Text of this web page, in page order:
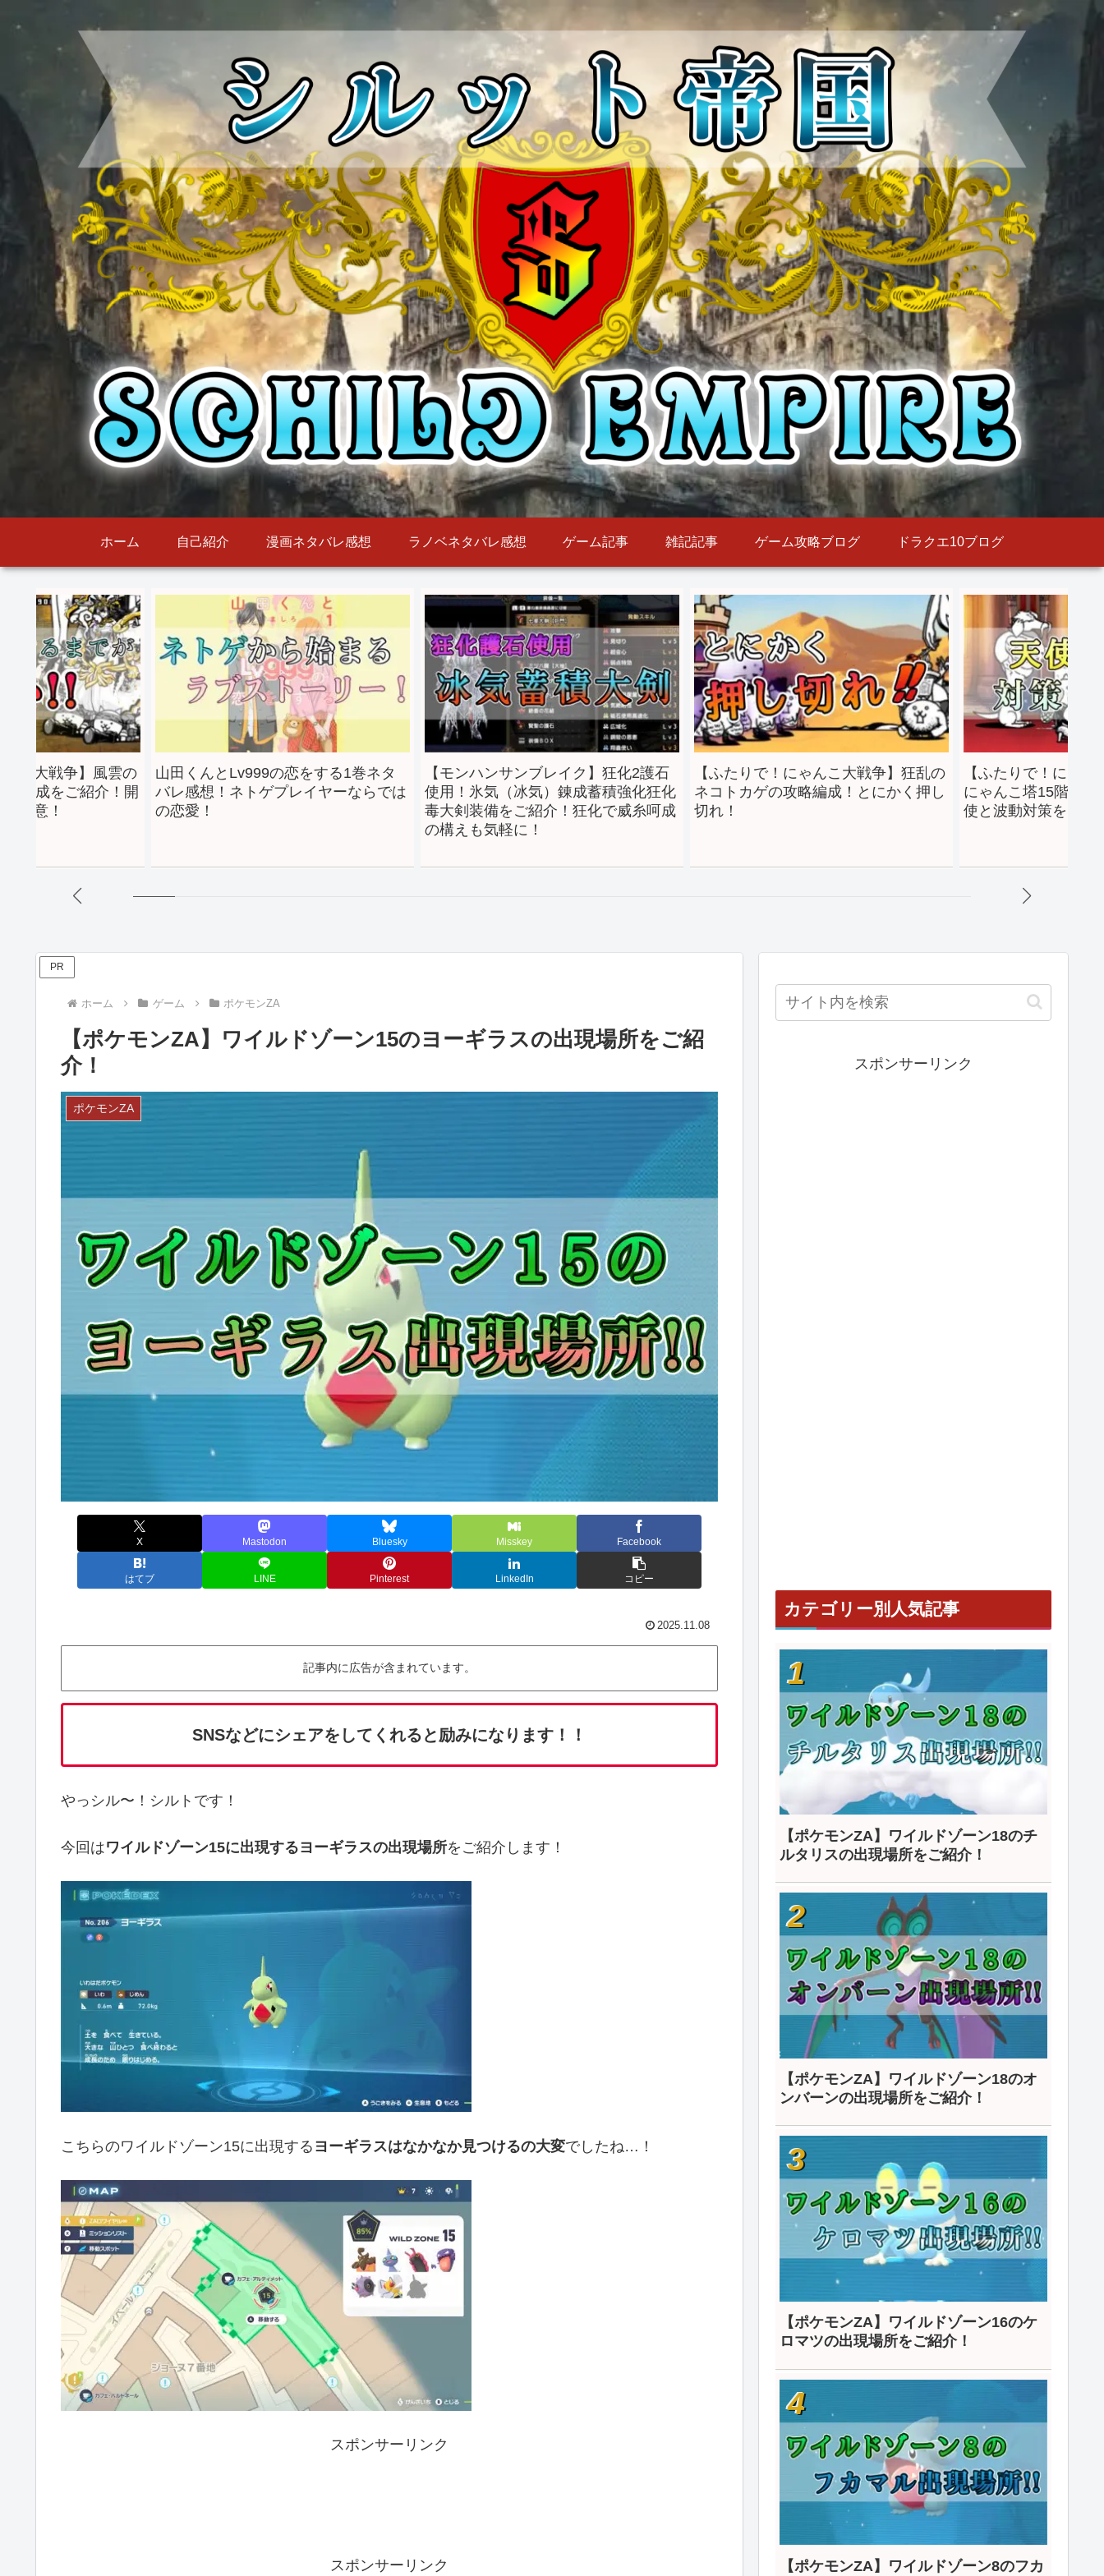
ホーム 自己紹介 漫画ネタバレ感想 ラノベネタバレ感想 ゲーム記事 雑記記事 ゲーム攻略ブログ ドラクエ10ブログ
山田くんとLv999の恋をする1巻ネタ
バレ感想！ネトゲプレイヤーならでは
の恋愛！
【モンハンサンブレイク】狂化2護石
使用！氷気（冰気）錬成蓄積強化狂化
毒大剣装備をご紹介！狂化で威糸呵成
【ふたりで！にゃんこ大戦争】狂乱の
ネコトカゲの攻略編成！とにかく押し
切れ！
【ふたりで！にゃんこ大戦争】風雲の
にゃんこ塔15階攻略編成をご紹介！天
使と波動対策をしよう！
PR
ホーム ゲーム ポケモンZA
【ポケモンZA】ワイルドゾーン15のヨーギラスの出現場所をご紹
介！
ポケモンZA
X Mastodon Bluesky Misskey Facebook
はてブ LINE Pinterest LinkedIn コピー
2025.11.08
記事内に広告が含まれています。
SNSなどにシェアをしてくれると励みになります！！
やっシル〜！シルトです！
今回はワイルドゾーン15に出現するヨーギラスの出現場所をご紹介します！
こちらのワイルドゾーン15に出現する ヨーギラスはなかなか見つけるの大変でしたね…！
スポンサーリンク
スポンサーリンク
スポンサーリンク
カテゴリー別人気記事
【ポケモンZA】ワイルドゾーン18のチ
ルタリスの出現場所をご紹介！
【ポケモンZA】ワイルドゾーン18のオ
ンバーンの出現場所をご紹介！
【ポケモンZA】ワイルドゾーン16のケ
ロマツの出現場所をご紹介！
【ポケモンZA】ワイルドゾーン8のフカ